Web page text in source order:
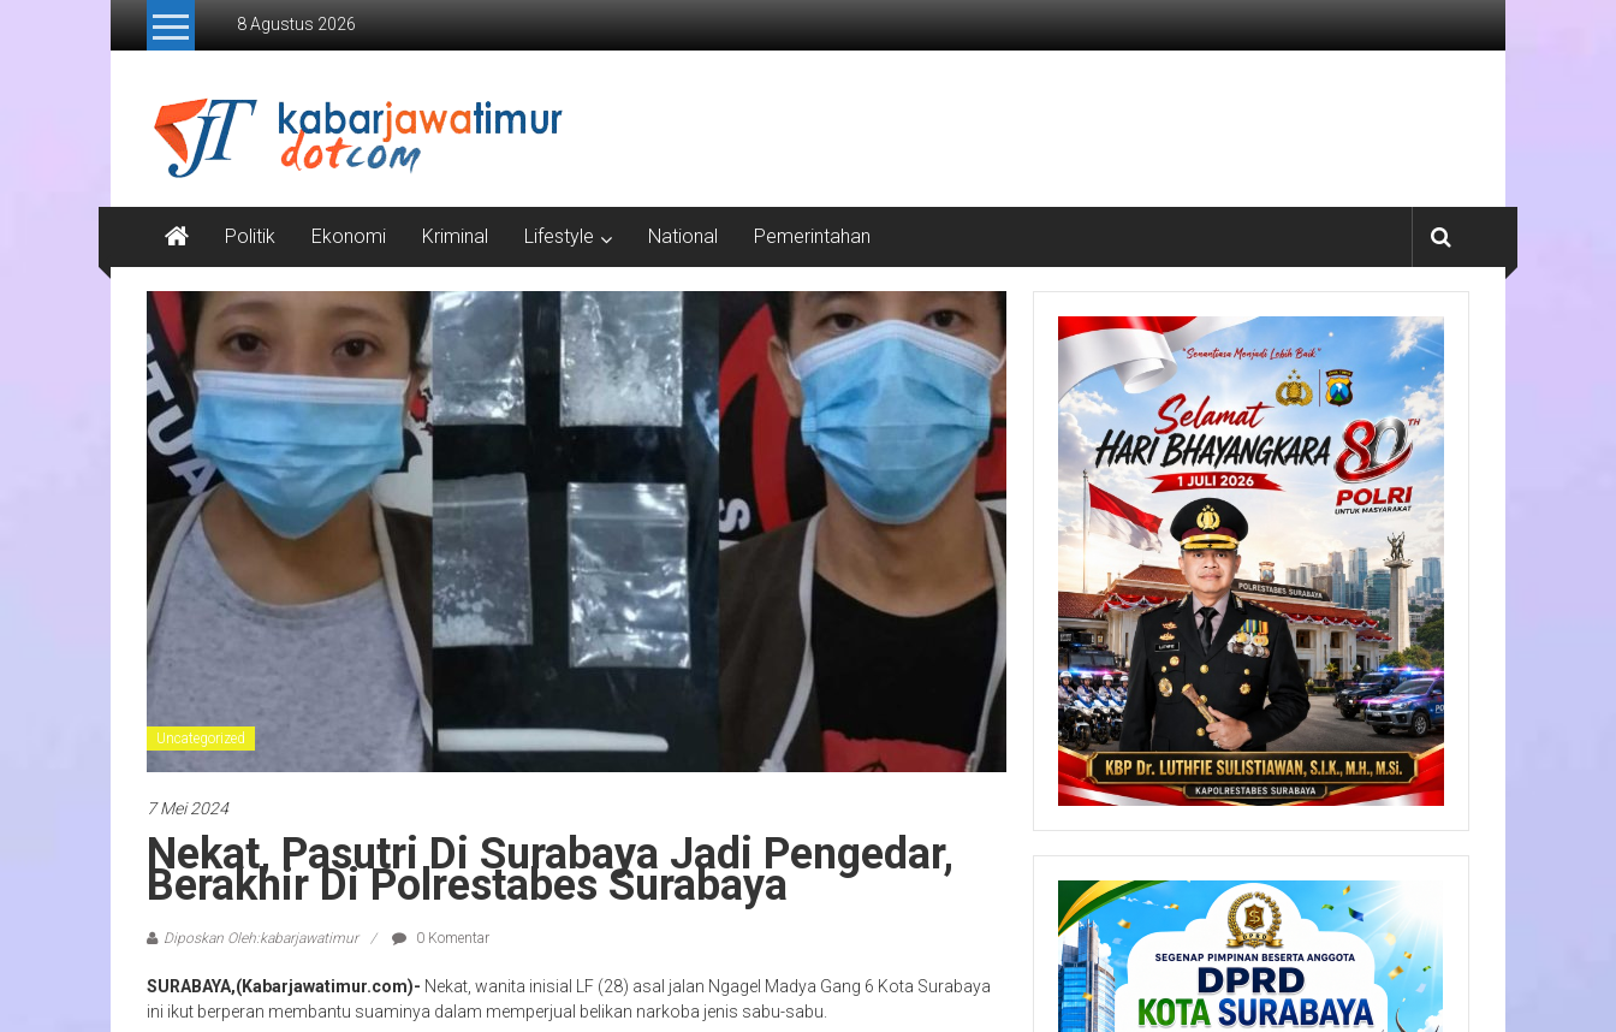
Lompat
8 Agustus 2026
Kabar
Jawa
Timur
Media
Online
Jawa
Timur
Politik Ekonomi Kriminal Lifestyle National Pemerintahan
Uncategorized
7 Mei 2024
Nekat, Pasutri Di Surabaya Jadi Pengedar,
Berakhir Di Polrestabes Surabaya
Diposkan Oleh:kabarjawatimur 0 Komentar
SURABAYA,(Kabarjawatimur.com)- Nekat, wanita inisial LF (28) asal jalan Ngagel Madya Gang 6 Kota Surabaya
ini ikut berperan membantu suaminya dalam memperjual belikan narkoba jenis sabu-sabu.